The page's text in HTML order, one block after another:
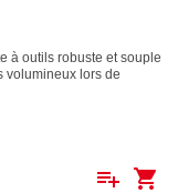
à outils robuste et souple
volumineux lors de
avec le Spinlock Mast
playlist_add shopping_cart